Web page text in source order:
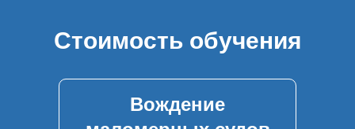
Стоимость обучения
Вождение